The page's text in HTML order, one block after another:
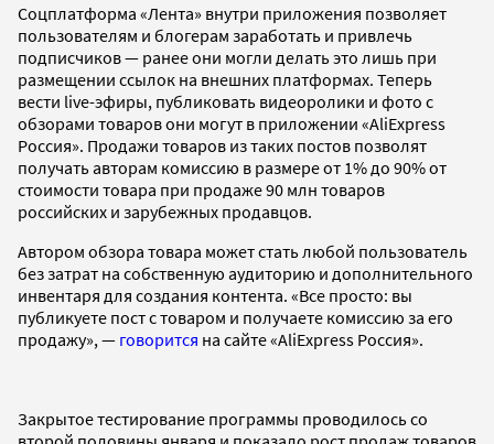
Соцплатформа «Лента» внутри приложения позволяет
пользователям и блогерам заработать и привлечь
подписчиков — ранее они могли делать это лишь при
размещении ссылок на внешних платформах. Теперь
вести live-эфиры, публиковать видеоролики и фото с
обзорами товаров они могут в приложении «AliExpress
Россия». Продажи товаров из таких постов позволят
получать авторам комиссию в размере от 1% до 90% от
стоимости товара при продаже 90 млн товаров
российских и зарубежных продавцов.
Автором обзора товара может стать любой пользователь
без затрат на собственную аудиторию и дополнительного
инвентаря для создания контента. «Все просто: вы
публикуете пост с товаром и получаете комиссию за его
продажу», — говорится на сайте «AliExpress Россия».
Закрытое тестирование программы проводилось со